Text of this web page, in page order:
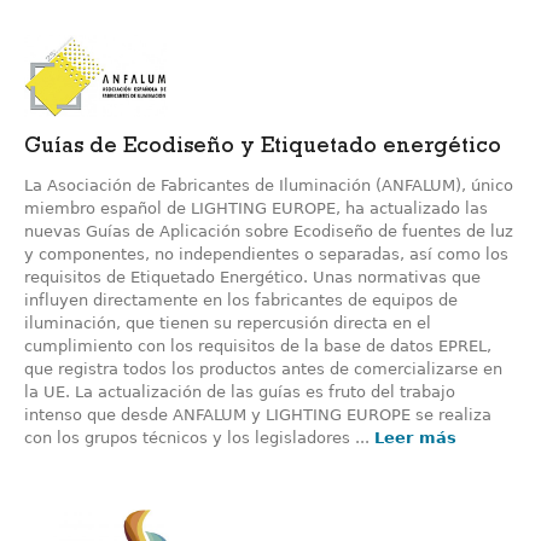
Guías de Ecodiseño y Etiquetado energético
La Asociación de Fabricantes de Iluminación (ANFALUM), único
miembro español de LIGHTING EUROPE, ha actualizado las
nuevas Guías de Aplicación sobre Ecodiseño de fuentes de luz
y componentes, no independientes o separadas, así como los
requisitos de Etiquetado Energético. Unas normativas que
influyen directamente en los fabricantes de equipos de
iluminación, que tienen su repercusión directa en el
cumplimiento con los requisitos de la base de datos EPREL,
que registra todos los productos antes de comercializarse en
la UE. La actualización de las guías es fruto del trabajo
intenso que desde ANFALUM y LIGHTING EUROPE se realiza
con los grupos técnicos y los legisladores ... Leer más